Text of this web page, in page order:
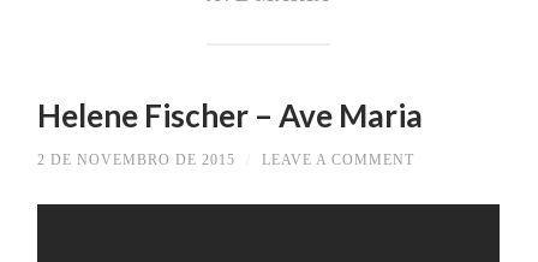
Helene Fischer – Ave Maria
2 DE NOVEMBRO DE 2015 LEAVE A COMMENT